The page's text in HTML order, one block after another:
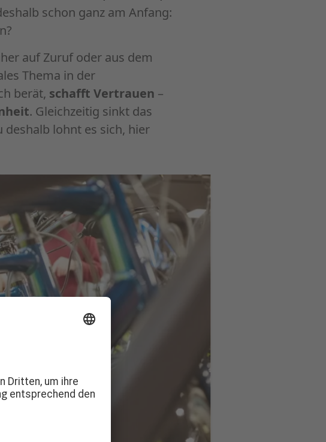
schon ganz am Anfang:
auf Zuruf oder aus dem
Thema in der
berät, schafft Vertrauen –
. Gleichzeitig sinkt das
lohnt es sich, hier